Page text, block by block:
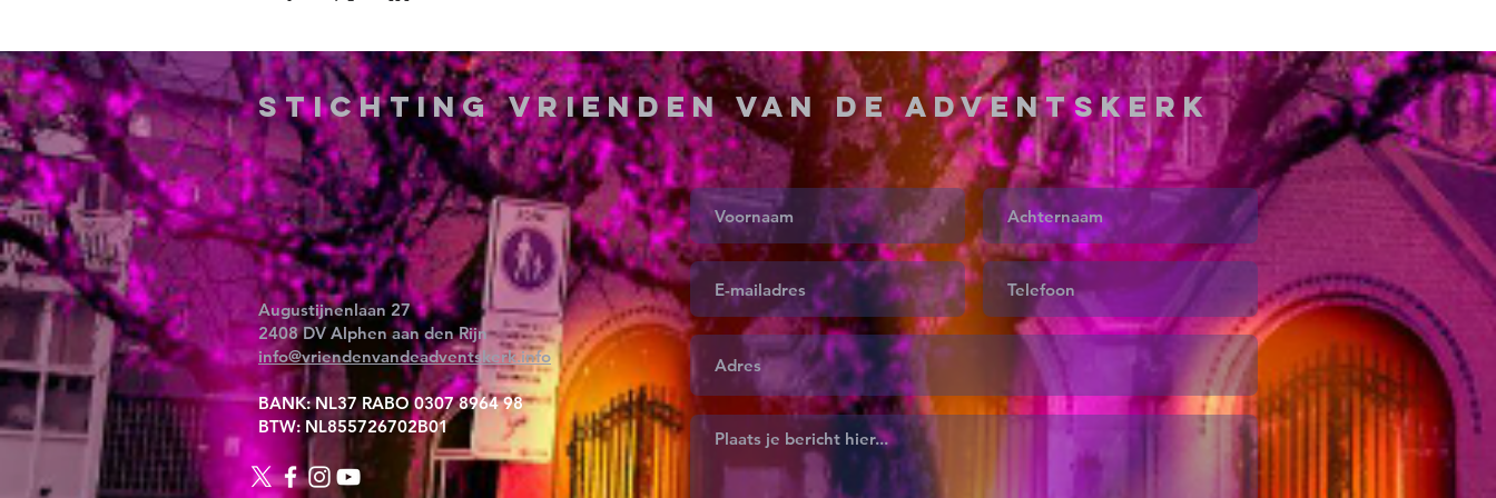
StichtingVrienden van de Adventskerk
Augustijnenlaan 27
2408 DV Alphen aan den Rijn
info@vriendenvandeadventskerk.info
BANK: NL37 RABO 0307 8964 98
BTW: NL855726702B01